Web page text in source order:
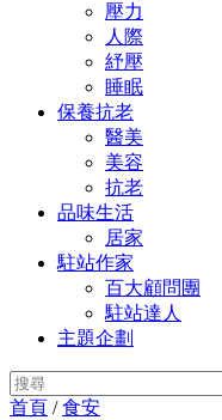
壓力
人際
紓壓
睡眠
保養抗老
醫美
美容
抗老
品味生活
居家
駐站作家
百大顧問團
駐站達人
主題企劃
首頁 /食安